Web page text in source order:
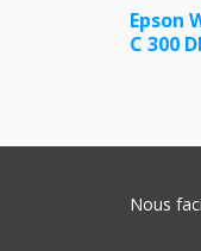
Epson
C 300
Nous